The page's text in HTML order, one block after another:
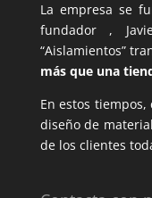
La empresa se
fundador ,
“Aislamientos”
más que una
En estos
diseño de
de los clientes